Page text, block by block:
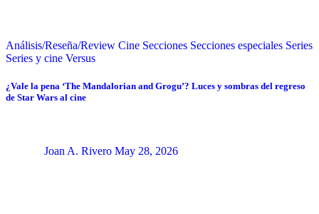
Análisis/Reseña/Review Cine Secciones Secciones especiales Series
Series y cine Versus
¿Vale la pena ‘The Mandalorian and Grogu’? Luces y sombras del regreso
de Star Wars al cine
Joan A. Rivero May 28, 2026